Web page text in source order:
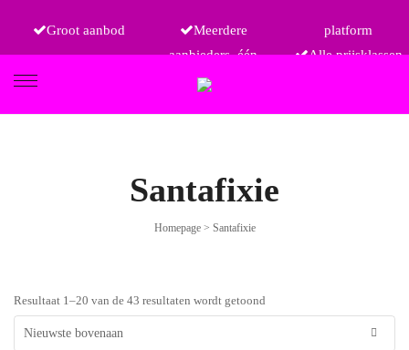
Groot aanbod
Meerdere
aanbieders, één
platform
Alle prijsklassen
Santafixie
Homepage > Santafixie
Resultaat 1–20 van de 43 resultaten wordt getoond